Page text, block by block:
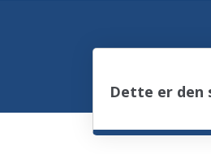
Dette er den